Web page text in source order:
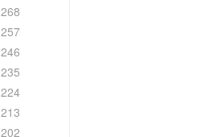
268
257
246
235
224
213
202